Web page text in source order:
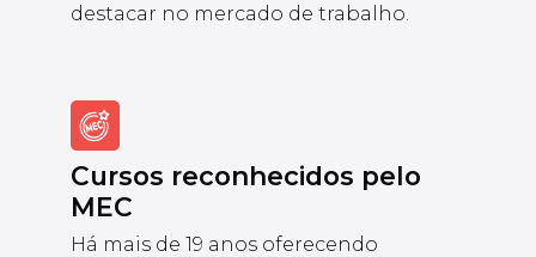
destacar no mercado de trabalho.
Cursos reconhecidos pelo
MEC
Há mais de 19 anos oferecendo